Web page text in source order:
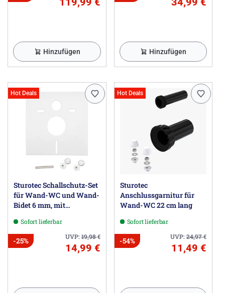
Hinzufügen Hinzufügen
Hot Deals
Sturotec Schallschutz-Set
für Wand-WC und Wand-
Bidet 6 mm, mit
Sofort lieferbar
UVP:19,98€
-25%
14,99 €
Hot Deals
Sturotec
Anschlussgarnitur für
Wand-WC 22 cm lang
Sofort lieferbar
UVP:24,97€
-54%
11,49 €